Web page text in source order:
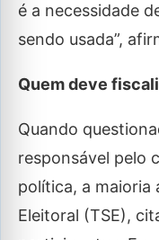
é a necessidade
sendo usada”,
Quem deve
Quando
responsável pelo
política, a maioria
Eleitoral (TSE),